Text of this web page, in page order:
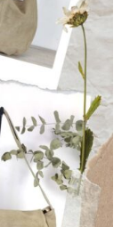
μέσα από τις
ισορροπεί
στίχο και την
μάχες
Αντώνης –
Νικολάου